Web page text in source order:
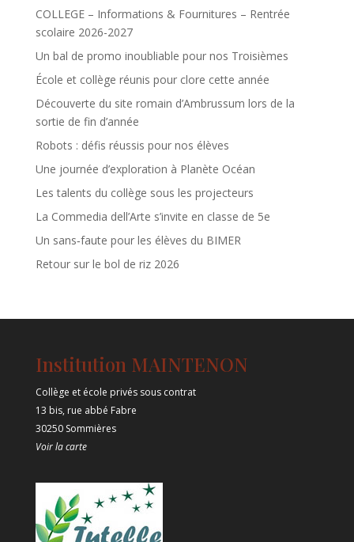
COLLEGE – Informations & Fournitures – Rentrée
scolaire 2026-2027
Un bal de promo inoubliable pour nos Troisièmes
École et collège réunis pour clore cette année
Découverte du site romain d’Ambrussum lors de la
sortie de fin d’année
Robots : défis réussis pour nos élèves
Une journée d’exploration à Planète Océan
Les talents du collège sous les projecteurs
La Commedia dell’Arte s’invite en classe de 5e
Un sans‑faute pour les élèves du BIMER
Retour sur le bol de riz 2026
Institution MAINTENON
Collège et école privés sous contrat
13 bis, rue abbé Fabre
30250 Sommières
Voir la carte